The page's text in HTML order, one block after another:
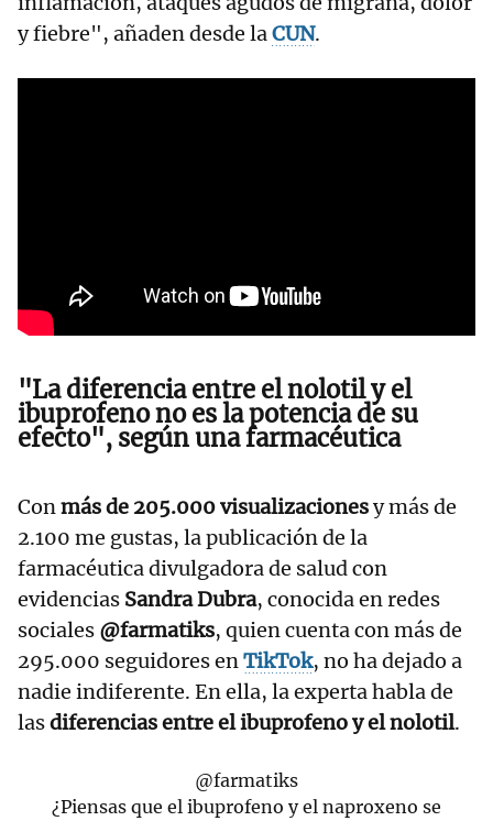
y fiebre", añaden desde laCUN.
"La diferencia entre el nolotil y el
ibuprofeno no es la potencia de su
efecto", según una farmacéutica
Conmás de 205.000 visualizacionesy más de
2.100 me gustas, la publicación de la
farmacéutica divulgadora de salud con
evidencias Sandra Dubra, conocida en redes
sociales @farmatiks, quien cuenta con más de
295.000 seguidores enTikTok, no ha dejado a
nadie indiferente. En ella, la experta habla de
lasdiferencias entre el ibuprofeno y el nolotil.
@farmatiks
¿Piensas que el ibuprofeno y el naproxeno se